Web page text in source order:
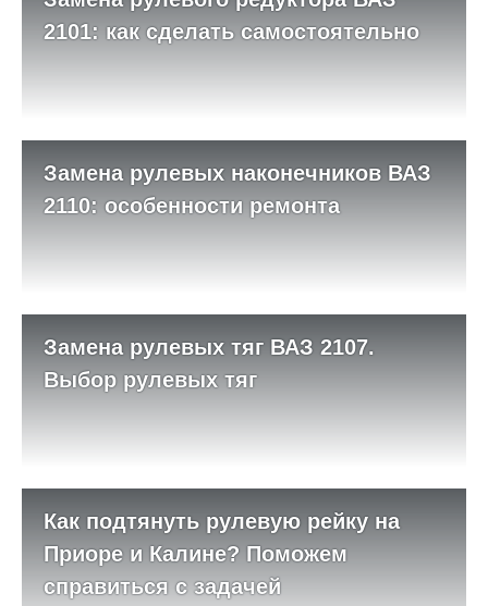
2101: как сделать самостоятельно
Замена рулевых наконечников ВАЗ
2110: особенности ремонта
Замена рулевых тяг ВАЗ 2107.
Выбор рулевых тяг
Как подтянуть рулевую рейку на
Приоре и Калине? Поможем
справиться с задачей